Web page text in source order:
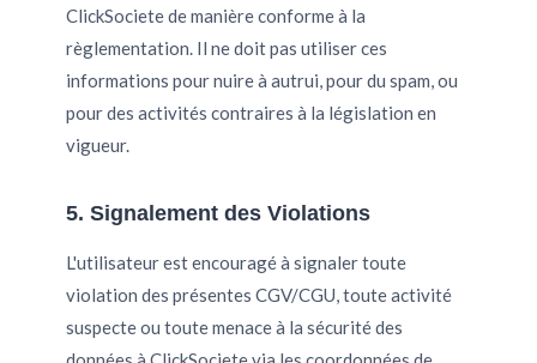
ClickSociete de manière conforme à la
règlementation. Il ne doit pas utiliser ces
informations pour nuire à autrui, pour du spam, ou
pour des activités contraires à la législation en
vigueur.
5. Signalement des Violations
L'utilisateur est encouragé à signaler toute
violation des présentes CGV/CGU, toute activité
suspecte ou toute menace à la sécurité des